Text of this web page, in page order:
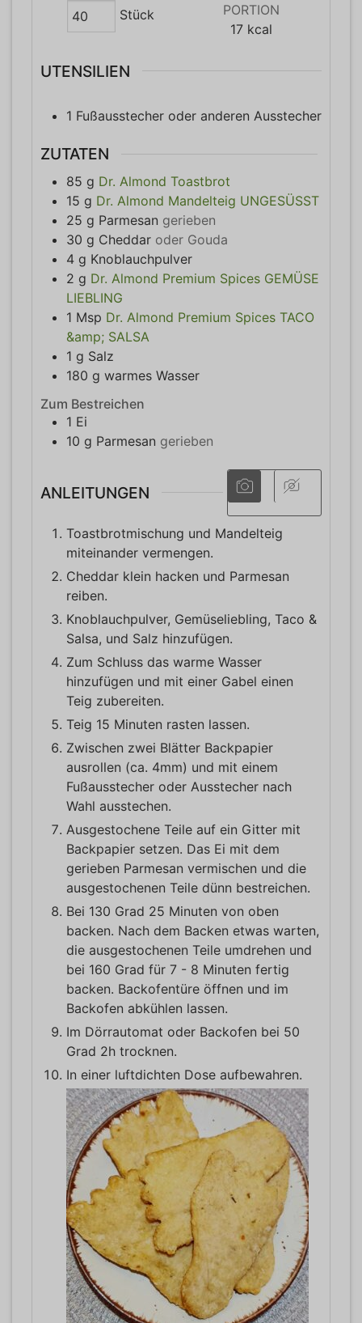
Stück
PORTION
17 kcal
UTENSILIEN
1 Fußausstecher oder anderen Ausstecher
ZUTATEN
85 g Dr. Almond Toastbrot
15 g Dr. Almond Mandelteig UNGESÜSST
25 g Parmesan gerieben
30 g Cheddar oder Gouda
4 g Knoblauchpulver
2 g Dr. Almond Premium Spices GEMÜSE
LIEBLING
1 Msp Dr. Almond Premium Spices TACO
&amp; SALSA
1 g Salz
180 g warmes Wasser
Zum Bestreichen
1 Ei
10 g Parmesan gerieben
ANLEITUNGEN
Toastbrotmischung und Mandelteig
miteinander vermengen.
Cheddar klein hacken und Parmesan
reiben.
Knoblauchpulver, Gemüseliebling, Taco &
Salsa, und Salz hinzufügen.
Zum Schluss das warme Wasser
hinzufügen und mit einer Gabel einen
Teig zubereiten.
Teig 15 Minuten rasten lassen.
Zwischen zwei Blätter Backpapier
ausrollen (ca. 4mm) und mit einem
Fußausstecher oder Ausstecher nach
Wahl ausstechen.
Ausgestochene Teile auf ein Gitter mit
Backpapier setzen. Das Ei mit dem
gerieben Parmesan vermischen und die
ausgestochenen Teile dünn bestreichen.
Bei 130 Grad 25 Minuten von oben
backen. Nach dem Backen etwas warten,
die ausgestochenen Teile umdrehen und
bei 160 Grad für 7 - 8 Minuten fertig
backen. Backofentüre öffnen und im
Backofen abkühlen lassen.
Im Dörrautomat oder Backofen bei 50
Grad 2h trocknen.
In einer luftdichten Dose aufbewahren.